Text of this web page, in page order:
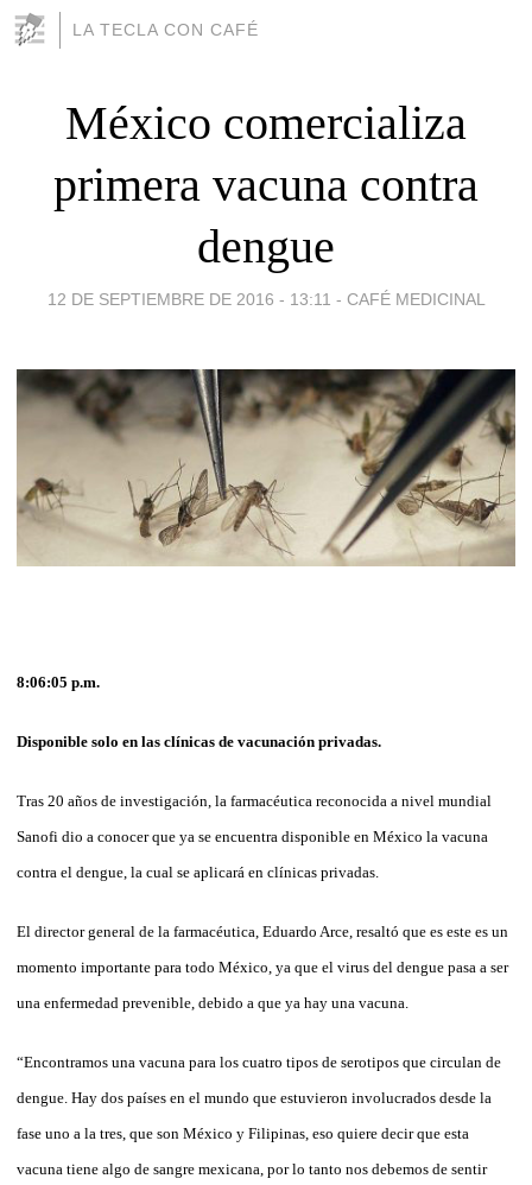
LA TECLA CON CAFÉ
México comercializa
primera vacuna contra
dengue
12 DE SEPTIEMBRE DE 2016 - 13:11 - CAFÉ MEDICINAL
8:06:05 p.m.
Disponible solo en las clínicas de vacunación privadas.
Tras 20 años de investigación, la farmacéutica reconocida a nivel mundial
Sanofi dio a conocer que ya se encuentra disponible en México la vacuna
contra el dengue, la cual se aplicará en clínicas privadas.
El director general de la farmacéutica, Eduardo Arce, resaltó que es este es un
momento importante para todo México, ya que el virus del dengue pasa a ser
una enfermedad prevenible, debido a que ya hay una vacuna.
“Encontramos una vacuna para los cuatro tipos de serotipos que circulan de
dengue. Hay dos países en el mundo que estuvieron involucrados desde la
fase uno a la tres, que son México y Filipinas, eso quiere decir que esta
vacuna tiene algo de sangre mexicana, por lo tanto nos debemos de sentir